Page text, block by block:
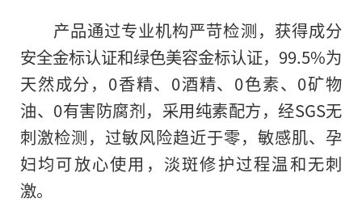
产品通过专业机构严苛检测，获得成分
安全金标认证和绿色美容金标认证，99.5%为
天然成分，0香精、0酒精、0色素、0矿物
油、0有害防腐剂，采用纯素配方，经SGS无
刺激检测，过敏风险趋近于零，敏感肌、孕
妇均可放心使用，淡斑修护过程温和无刺
激。